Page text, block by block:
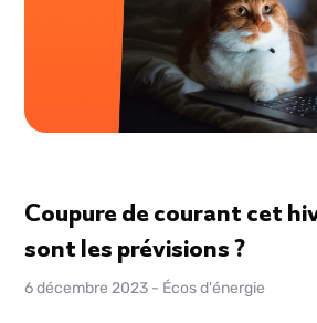
Coupure de courant cet
sont les prévisions ?
6 décembre 2023 - Écos d'énergie